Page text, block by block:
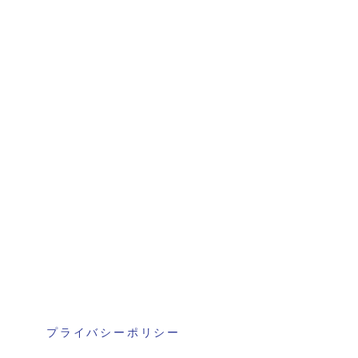
プライバシーポリシー